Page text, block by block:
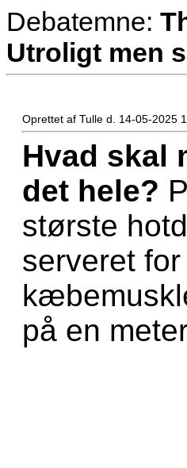
Debatemne:
Utroligt men
Oprettet af Tulle d. 14-05-2025
Hvad skal
det hele?
største
serveret
på en